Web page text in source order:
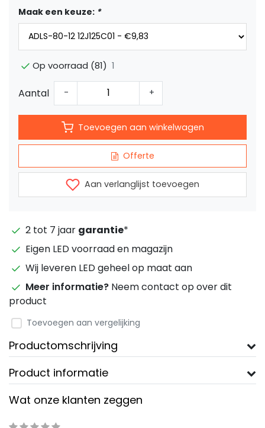
Maak een keuze: *
Op voorraad (81) 1
Aantal - +
Toevoegen aan winkelwagen
Offerte
Aan verlanglijst toevoegen
2 tot 7 jaar garantie*
Eigen LED voorraad en magazijn
Wij leveren LED geheel op maat aan
Meer informatie? Neem contact op over dit
product
Toevoegen aan vergelijking
Productomschrijving
Product informatie
Wat onze klanten zeggen